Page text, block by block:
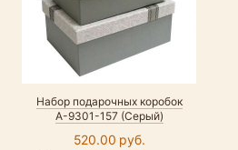
Набор подарочных коробок
А-9301-157 (Серый)
520.00 руб.